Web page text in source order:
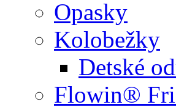
Opasky
Kolobežky
Detské
Flowin®